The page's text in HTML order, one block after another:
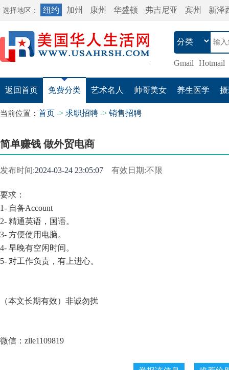
选择地区： 纽约 加州 康州 华盛顿 弗吉尼亚 宾州 新泽
Gmail Hotmail
返回首页 免费分类 艺术名人 帅哥美女 养生医学
当前位置： 首页 -> 求职招聘 -> 销售招聘
简单赚钱 做外贸电商
发布时间:2024-03-24 23:05:07 有效日期:不限
要求：
1- 自备Account
2- 精通英语，国语。
3- 方便使用电脑。
4- 早晚有空闲时间。
5- 对工作负责，有上进心。
（本文长期有效）非诚勿扰
微信：zlle1109819